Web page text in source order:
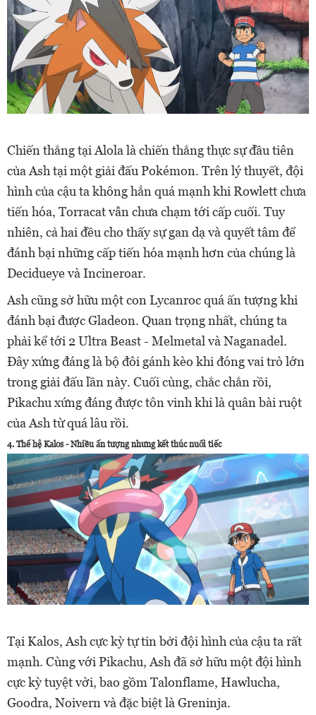
Chiến thắng tại Alola là chiến thắng thực sự đầu tiên
của Ash tại một giải đấu Pokémon. Trên lý thuyết, đội
hình của cậu ta không hẳn quá mạnh khi Rowlett chưa
tiến hóa, Torracat vẫn chưa chạm tới cấp cuối. Tuy
nhiên, cả hai đều cho thấy sự gan dạ và quyết tâm để
đánh bại những cấp tiến hóa mạnh hơn của chúng là
Decidueye và Incineroar.
Ash cũng sở hữu một con Lycanroc quá ấn tượng khi
đánh bại được Gladeon. Quan trọng nhất, chúng ta
phải kể tới 2 Ultra Beast - Melmetal và Naganadel.
Đây xứng đáng là bộ đôi gánh kèo khi đóng vai trò lớn
trong giải đấu lần này. Cuối cùng, chắc chắn rồi,
Pikachu xứng đáng được tôn vinh khi là quân bài ruột
của Ash từ quá lâu rồi.
4. Thế hệ Kalos - Nhiều ấn tượng nhưng kết thúc nuối tiếc
Tại Kalos, Ash cực kỳ tự tin bởi đội hình của cậu ta rất
mạnh. Cùng với Pikachu, Ash đã sở hữu một đội hình
cực kỳ tuyệt vời, bao gồm Talonflame, Hawlucha,
Goodra, Noivern và đặc biệt là Greninja.